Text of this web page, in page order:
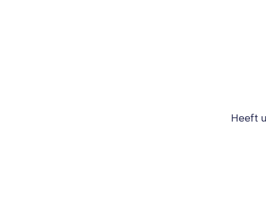
Heeft